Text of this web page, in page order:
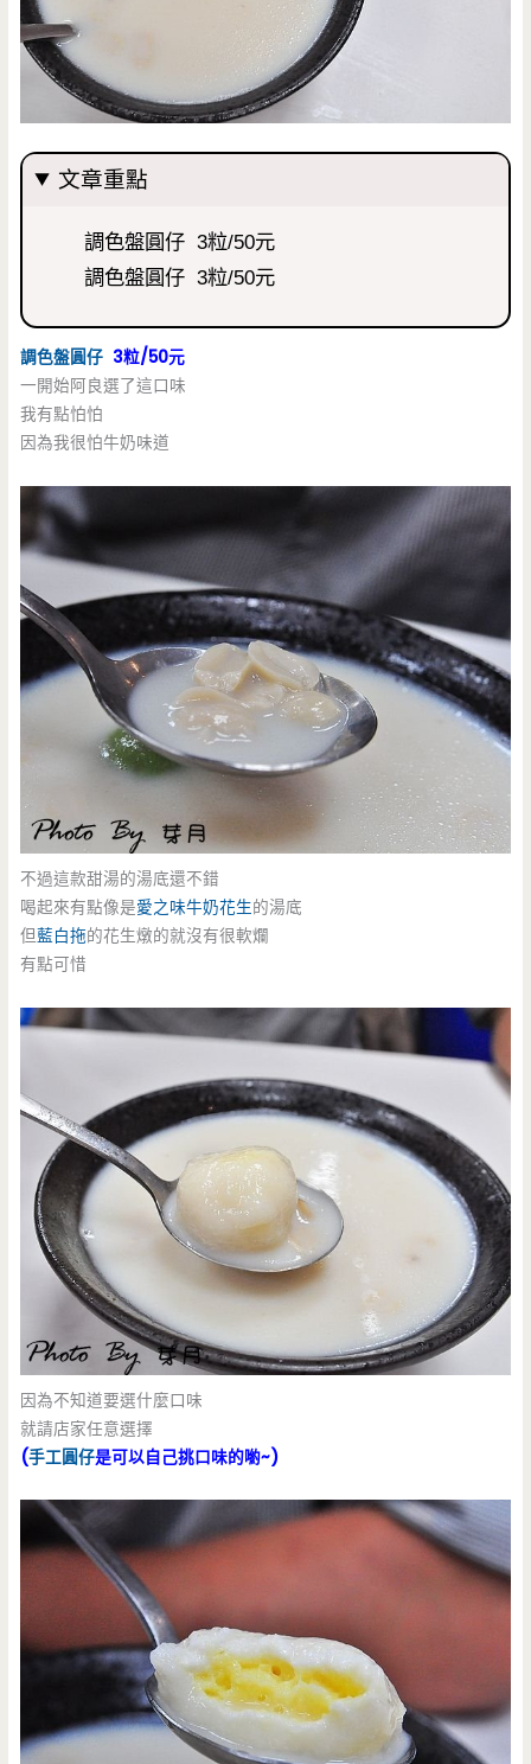
文章重點
調色盤圓仔 3粒/50元
調色盤圓仔 3粒/50元
調色盤圓仔 3粒/50元
一開始阿良選了這口味
我有點怕怕
因為我很怕牛奶味道
不過這款甜湯的湯底還不錯
喝起來有點像是愛之味牛奶花生的湯底
但藍白拖的花生燉的就沒有很軟爛
有點可惜
因為不知道要選什麼口味
就請店家任意選擇
(手工圓仔是可以自己挑口味的喲~)